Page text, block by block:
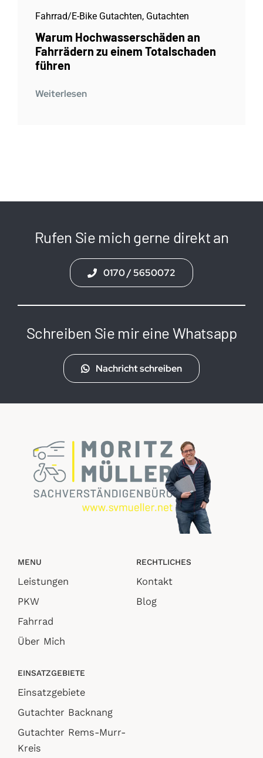
Fahrrad/E-Bike Gutachten, Gutachten
Warum Hochwasserschäden an
Fahrrädern zu einem Totalschaden
führen
Weiterlesen
Rufen Sie mich gerne direkt an
0170 / 5650072
Schreiben Sie mir eine Whatsapp
Nachricht schreiben
MENU
Leistungen
PKW
Fahrrad
Über Mich
RECHTLICHES
Kontakt
Blog
EINSATZGEBIETE
Einsatzgebiete
Gutachter Backnang
Gutachter Rems-Murr-
Kreis